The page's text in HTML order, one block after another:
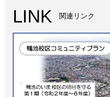
LINK 関連リンク